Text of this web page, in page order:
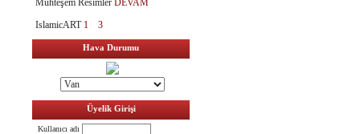
Muhteşem Resimler DEVAM
IslamicART 1 3
Hava Durumu
Üyelik Girişi
Kullanıcı adı